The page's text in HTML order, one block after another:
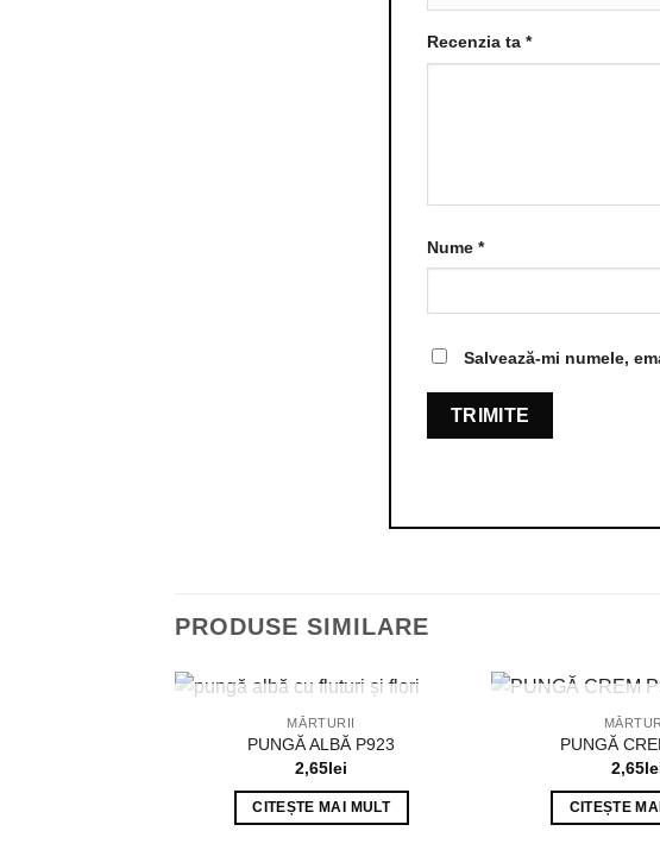
Recenzia ta *
Nume *
Salvează-mi numele,
PRODUSE SIMILARE
STOC EPUIZAT
MĂRTURII
PUNGĂ ALBĂ P923
2,65lei
CITEȘTE MAI MULT
STOC
PUNGĂ
2,65
CITEȘTE